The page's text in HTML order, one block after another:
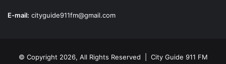
E-mail: cityguide911fm@gmail.com
© Copyright 2026, All Rights Reserved | City Guide 911 FM